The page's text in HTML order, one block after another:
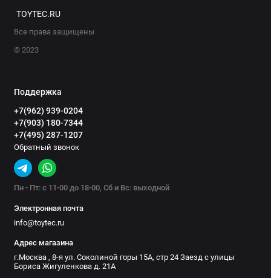
TOYTEC.RU
Все права защищены
© 2023
Поддержка
+7(962) 939-0204
+7(903) 180-7344
+7(495) 287-1207
Обратный звонок
Пн - Пт: с 11-00 до 18-00, Сб и Вс: выходной
Электронная почта
info@toytec.ru
Адрес магазина
г.Москва , 8-я ул. Соколиной горы 15А, стр 24 Заезд с улицы
Бориса Жигуленкова д. 21А